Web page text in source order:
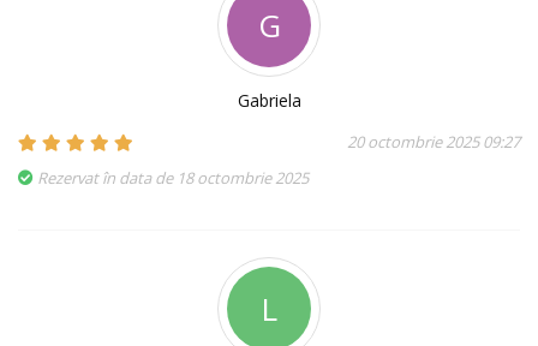
G
Gabriela
20 octombrie 2025 09:27
Rezervat în data de 18 octombrie 2025
L